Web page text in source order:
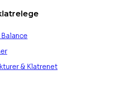
& Klatrenet